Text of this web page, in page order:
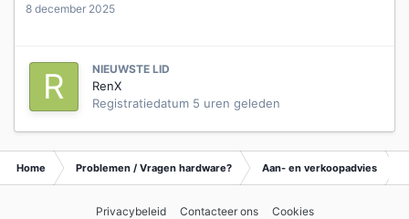
8 december 2025
NIEUWSTE LID
RenX
Registratiedatum 5 uren geleden
Home Problemen / Vragen hardware? Aan- en verkoopadvies
Privacybeleid Contacteer ons
Cookies